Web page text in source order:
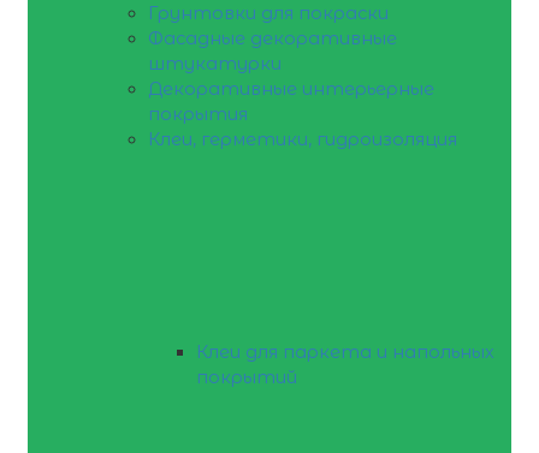
Грунтовки для покраски
Фасадные декоративные
штукатурки
Декоративные интерьерные
покрытия
Клеи, герметики, гидроизоляция
Клеи для паркета и напольных
покрытий